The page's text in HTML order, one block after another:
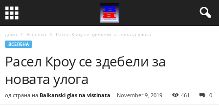
дома Вселена Расел Кроу се здебели за новата улога
ВСЕЛЕНА
Расел Кроу се здебели за
новата улога
од страна на Balkanski glas na vistinata - November 9, 2019 461 0